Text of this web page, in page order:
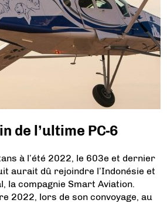
de l’ultime PC-6
à l’été 2022, le 603e et dernier
aurait dû rejoindre l’Indonésie et
la compagnie Smart Aviation.
2022, lors de son convoyage, au